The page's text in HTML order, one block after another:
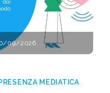
09/2026
MEDIATICA